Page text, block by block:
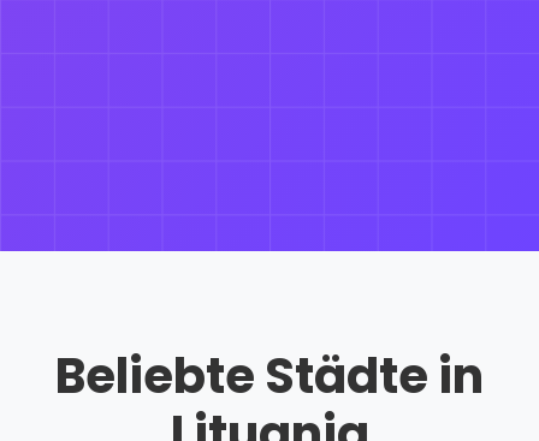
Beliebte Städte in